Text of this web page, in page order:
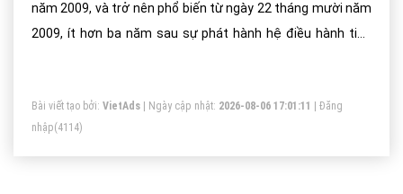
năm 2009, và trở nên phổ biến từ ngày 22 tháng mười năm
2009, ít hơn ba năm sau sự phát hành hệ điều hành tiền
một lúc với Windows 7
Bài viết tạo bởi: VietAds | Ngày cập nhật: 2026-08-06 17:01:11
Đăng
nhập(4114)